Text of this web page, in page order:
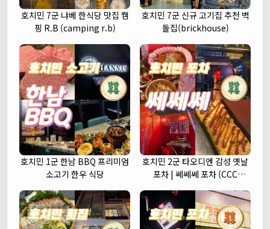
호치민 7군 냐베 한식당 맛집 캠
핑 R.B (camping r.b)
호치민 7군 신규 고기집 추천 벽
돌집(brickhouse)
호치민 1군 한남 BBQ 프리미엄
소고기 한우 식당
호치민 2군 타오디엔 감성 옛날
포차 | 쎄쎄쎄 포차 (CCC